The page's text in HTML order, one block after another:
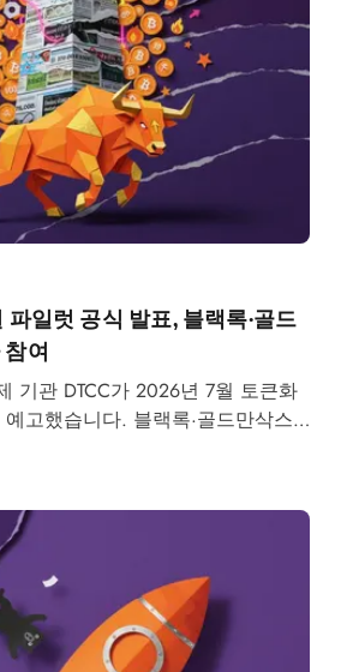
파일럿 공식 발표, 블랙록·골드
여
기관 DTCC가 2026년 7월 토큰화
고했습니다. 블랙록·골드만삭스
시장 구조 변화가 본격화됩니다.